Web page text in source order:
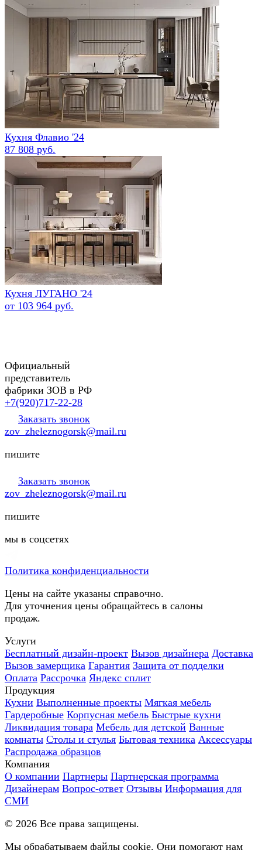
Кухня Флавио '24
87 808 руб.
Кухня ЛУГАНО '24
от 103 964 руб.
Официальный
представитель
фабрики ЗОВ в РФ
+7(920)717-22-28
Заказать звонок
zov_zheleznogorsk@mail.ru
пишите
Заказать звонок
zov_zheleznogorsk@mail.ru
пишите
мы в соцсетях
Политика конфиденциальности
Цены на сайте указаны справочно.
Для уточнения цены обращайтесь в салоны
продаж.
Услуги
Бесплатный дизайн-проект Вызов дизайнера Доставка
Вызов замерщика Гарантия Защита от подделки
Оплата Рассрочка Яндекс сплит
Продукция
Кухни Выполненные проекты Мягкая мебель
Гардеробные Корпусная мебель Быстрые кухни
Ликвидация товара Мебель для детской Ванные
комнаты Столы и стулья Бытовая техника Аксессуары
Распродажа образцов
Компания
О компании Партнеры Партнерская программа
Дизайнерам Вопрос-ответ Отзывы Информация для
СМИ
© 2026 Все права защищены.
Мы обрабатываем файлы cookie. Они помогают нам